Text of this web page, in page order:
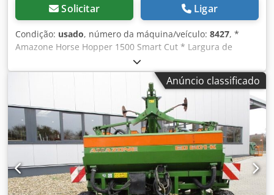
Solicitar Ligar
Condição: usado, número da máquina/veículo: 8427, *
Amazone Horse Hopper 1500 Smart Cut * Largura de
trabalho 1,50 m * Capacidade do cesto coletor 1.500 l *
Engate de 3 pontos para trator * Faca de asa H60 * Rodas
de apoio * Dispositivo para mulching * Eixo cardan com
roda livre * Cesto coletor com esvaziamento hidráulico do
fundo * Velocidade de rotação 2.650 rpm * Indicador de
nível de enchimento -----Número interno do veículo: 8427
Suporte via WhatsApp disponível! Para dúvidas sobre o
veículo ou mais informações, entre em contato conosco
facilmente pelo WhatsApp Dodpfxorhy H Rs Aagewa
Whatsapp Whatsapp ----Erros e venda intermediária
reservados.
Anúncio classificado